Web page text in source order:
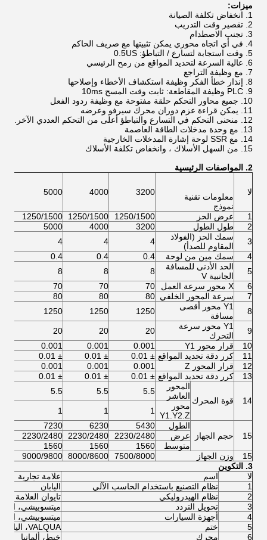
ميزات:
1. انخفاض تكلفة الصيانة
2. تقصير وقت التدريب
3. تجنب الاصطدام
4. في أي اتجاه محوري يمكن تثبيتها مع صريف الحاكم
5. وقت استجابة لتسارع / التباطؤ: 0.5US
6. عالية السرعة لتحديد المواقع من رمح الرئيسي
7. مع وظيفة التراجع
8. إنذار خطأ الفكر وظيفة استكشاف الأخطاء وإصلاحها
9. PLC وظيفة المقاطعة: ثابت وقت المسح 10ms
10. جميع محاور التحكم حلقة مفتوحة مع وظيفة ردود الفعل
11. يمكن قراءة عزم دوران محرك سيرفو وعرضه
12. منحنى التحكم في التسارع والتباطؤ أعلى من التحكم العددي الآخر.
13. مع وحدة مدخلات الطاقة العاصمة
14. مع SSR لوحة إشارة المدخلات الخارجية
15. من السهل الأسلاك ، وانخفاض تكلفة الأسلاك
2. المواصفات الرئيسية
لا
معلومات تقنية
نموذج
3200
4000
5000
1 عرض الحز 1250/1500
1250/1500
1250/1500
2
طول الطول 3200
4000
5000
3
سمك الحز (الفولاذ
المقاوم للصدأ)
4
4
4
4
سمك مين من لوحة 0.4
0.4
0.4
5
الحد الأدنى للمسافة
الجانبية V
8
8
8
6
X محور سرعة العمل 70
70
70
7
سرعة المحور الخلفي 80
80
80
8
Y1 محور أقصى
مسافة
1250
1250
1250
9
Y1 محور سرعة
التحرك
20
20
20
10
قرار محور Y1 0.001
0.001
0.001
11
كرر دقة تحديد المواقع ± 0.01
± 0.01
± 0.01
12
قرار المحور Z 0.001
0.001
0.001
13
كرر دقة تحديد المواقع ± 0.01
± 0.01
± 0.01
14 قوة المحرك
المحور
العاشر
5.5
5.5
5.5
محور
Y1.Y2.Z
1
1
1
15 حجم الجهاز
الطول 5430
6230
7230
عرض
2230/2480
2230/2480
2230/2480
متوسط
1560
1560
1560
15
وزن الجهاز 7500/8000
8000/8600
9000/9800
3. التكوين
لا
اسم
علامة تجارية
1
نظام التصنيع باستخدام الحاسب الآلي
اليابان
2
نظام الهيدروليكي
تايوان العلامة
3
تحويل التردد
ميتسوبيشي،
4
أجهزة السيارات
ميتسوبيشي،
5
ختم
VALQUA، اليابان
6
محرك خيط، ألمانيا